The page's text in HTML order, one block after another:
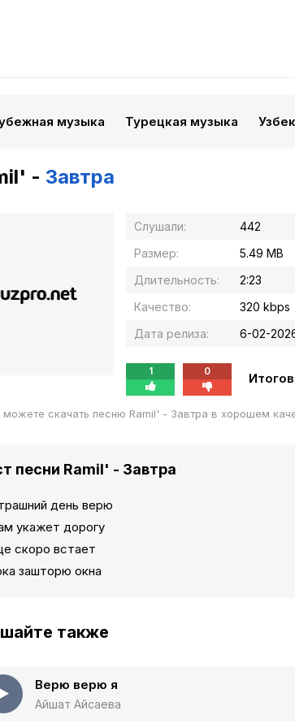
музыка Турецкая музыка
- Завтра
Слушали:
442
Размер:
5.49 MB
Длительность:
2:23
Качество:
320 kbps
Дата релиза:
6-02-
1 0
можете скачать песню Ramil' - Завтра в хорошем
песни Ramil' - Завтра
день верю
укажет дорогу
скоро встает
зашторю окна
также
Верю верю я
Айшат Айсаева